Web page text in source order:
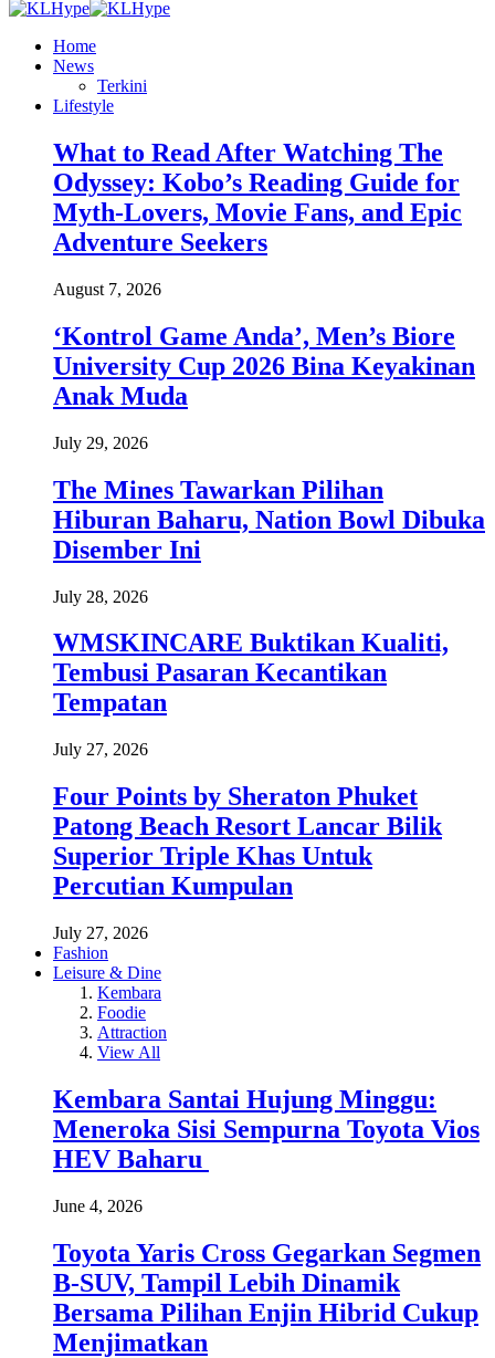
Home
News
Terkini
Lifestyle
What to Read After Watching The
Odyssey: Kobo’s Reading Guide for
Myth-Lovers, Movie Fans, and Epic
Adventure Seekers
August 7, 2026
‘Kontrol Game Anda’, Men’s Biore
University Cup 2026 Bina Keyakinan
Anak Muda
July 29, 2026
The Mines Tawarkan Pilihan
Hiburan Baharu, Nation Bowl Dibuka
Disember Ini
July 28, 2026
WMSKINCARE Buktikan Kualiti,
Tembusi Pasaran Kecantikan
Tempatan
July 27, 2026
Four Points by Sheraton Phuket
Patong Beach Resort Lancar Bilik
Superior Triple Khas Untuk
Percutian Kumpulan
July 27, 2026
Fashion
Leisure & Dine
Kembara
Foodie
Attraction
View All
Kembara Santai Hujung Minggu:
Meneroka Sisi Sempurna Toyota Vios
HEV Baharu
June 4, 2026
Toyota Yaris Cross Gegarkan Segmen
B-SUV, Tampil Lebih Dinamik
Bersama Pilihan Enjin Hibrid Cukup
Menjimatkan